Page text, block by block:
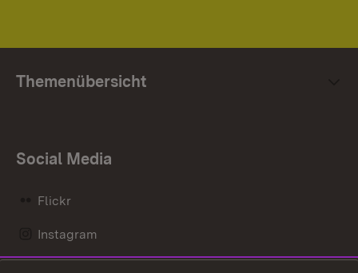
Themenübersicht
Social Media
Flickr
Instagram